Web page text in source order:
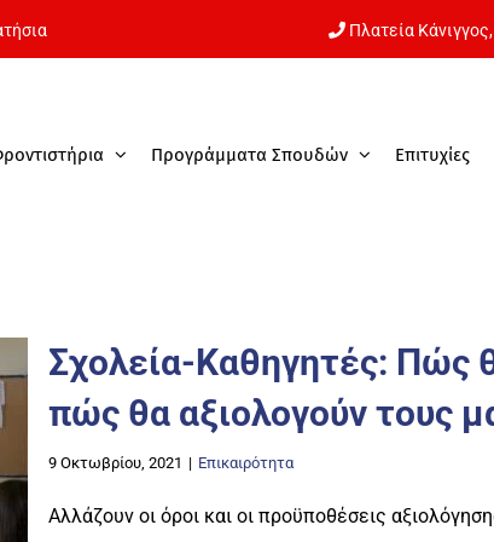
Πλατεία Κάνιγγος,
Προγράμματα Σπουδών Επιτυχίες
Σχολεία-Καθηγητές: Πώς
πώς θα αξιολογούν τους
9 Οκτωβρίου, 2021 | Επικαιρότητα
Αλλάζουν οι όροι και οι προϋποθέσεις